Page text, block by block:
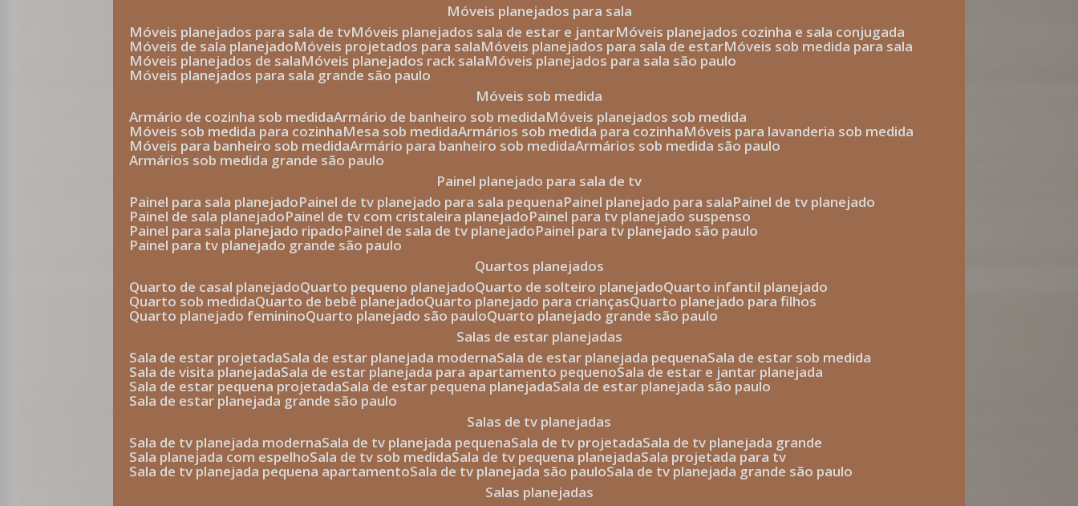
móveis planejados para sala
móveis planejados para sala de tv
móveis planejados sala de estar e jantar móveis planejados cozinha e sala conjugada
móveis de sala planejado móveis projetados para sala móveis planejados para sala de estar móveis sob medida para sala
móveis planejados de sala móveis planejados rack sala móveis planejados para sala são paulo
móveis planejados para sala grande são paulo
móveis sob medida
armário de cozinha sob medida armário de banheiro sob medida móveis planejados sob medida
móveis sob medida para cozinha mesa sob medida armários sob medida para cozinha móveis para lavanderia sob medida
móveis para banheiro sob medida armário para banheiro sob medida armários sob medida são paulo
armários sob medida grande são paulo
painel planejado para sala de tv
painel para sala planejado painel de tv planejado para sala pequena painel planejado para sala painel de tv planejado
painel de sala planejado painel de tv com cristaleira planejado painel para tv planejado suspenso
painel para sala planejado ripado painel de sala de tv planejado painel para tv planejado são paulo
painel para tv planejado grande são paulo
quartos planejados
quarto de casal planejado
quarto pequeno planejado quarto de solteiro planejado quarto infantil planejado
quarto sob medida quarto de bebê planejado quarto planejado para crianças quarto planejado para filhos
quarto planejado feminino quarto planejado são paulo
quarto planejado grande são paulo
salas de estar planejadas
sala de estar projetada sala de estar planejada moderna sala de estar planejada pequena sala de estar sob medida
sala de visita planejada sala de estar planejada para apartamento pequeno sala de estar e jantar planejada
sala de estar pequena projetada sala de estar pequena planejada sala de estar planejada são paulo
sala de estar planejada grande são paulo
salas de tv planejadas
sala de tv planejada moderna sala de tv planejada pequena sala de tv projetada sala de tv planejada grande
sala planejada com espelho sala de tv sob medida sala de tv pequena planejada sala projetada para tv
sala de tv planejada pequena apartamento sala de tv planejada são paulo sala de tv planejada grande são paulo
salas planejadas